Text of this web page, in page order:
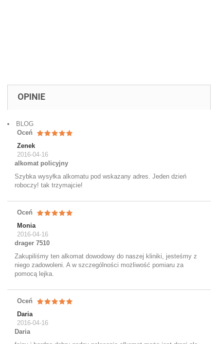
OPINIE
BLOG
Oceń
Zenek
2016-04-16
alkomat policyjny
Szybka wysyłka alkomatu pod wskazany adres. Jeden dzień
roboczy! tak trzymajcie!
Oceń
Monia
2016-04-16
drager 7510
Zakupiliśmy ten alkomat dowodowy do naszej kliniki, jesteśmy z
niego zadowoleni. A w szczególności możliwość pomiaru za
pomocą lejka.
Oceń
Daria
2016-04-16
Daria